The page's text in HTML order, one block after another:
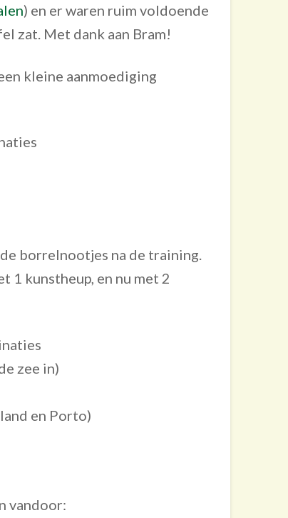
) en er waren ruim voldoende
zat. Met dank aan Bram!
kleine aanmoediging
borrelnootjes na de training.
1 kunstheup, en nu met 2
zee in)
en Porto)
vandoor: